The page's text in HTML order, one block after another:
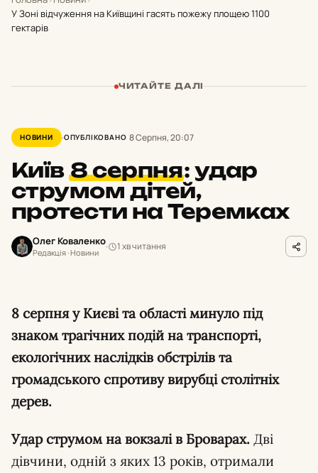
У Зоні відчуження на Київщині гасять пожежу площею 1100
гектарів
ЧИТАЙТЕ ДАЛІ
НОВИНИ ОПУБЛІКОВАНО 8 Серпня, 20:07
Київ8 серпня: удар
струмом дітей,
протести на Теремках
Олег Коваленко
Редакція · Новини
1 хв читання
8 серпня у Києві та області минуло під
знаком трагічних подій на транспорті,
екологічних наслідків обстрілів та
громадського спротиву вирубці столітніх
дерев.
Удар струмом на вокзалі в Броварах. Дві
дівчини, одній з яких 13 років, отримали